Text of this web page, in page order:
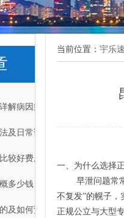
解病因症状与科学治疗方案
及日常调理注意事项
较好费用大概多少
多少钱
及如何预防
当前位置： 宇乐
一、为什么选择
早泄问题常
不复发”的幌子，
正规公立与大型